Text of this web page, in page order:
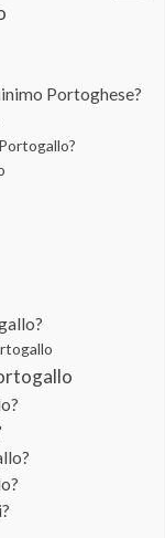
Portoghese?